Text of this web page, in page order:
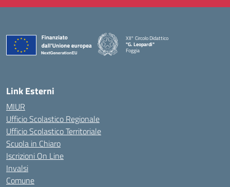
XII° Circolo Didattico
"G. Leopardi"
Foggia
— Visita la pagina iniziale della scuola
Link Esterni
MIUR
Ufficio Scolastico Regionale
Ufficio Scolastico Territoriale
Scuola in Chiaro
Iscrizioni On Line
Invalsi
Comune